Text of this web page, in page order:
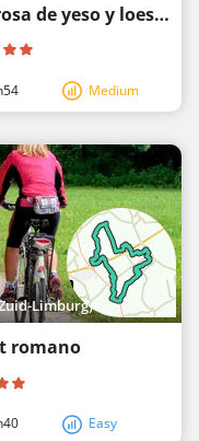
Ruta en bicicleta - Mezcla sabrosa de yeso y loess
Medium
Limburg)
romano
Easy